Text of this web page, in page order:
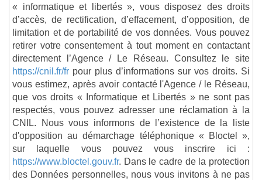
« informatique et libertés », vous disposez des droits
d’accès, de rectification, d’effacement, d’opposition, de
limitation et de portabilité de vos données. Vous pouvez
retirer votre consentement à tout moment en contactant
directement l’Agence / Le Réseau. Consultez le site
https://cnil.fr/fr pour plus d’informations sur vos droits. Si
vous estimez, après avoir contacté l'Agence / le Réseau,
que vos droits « Informatique et Libertés » ne sont pas
respectés, vous pouvez adresser une réclamation à la
CNIL. Nous vous informons de l’existence de la liste
d'opposition au démarchage téléphonique « Bloctel »,
sur laquelle vous pouvez vous inscrire ici :
https://www.bloctel.gouv.fr. Dans le cadre de la protection
des Données personnelles, nous vous invitons à ne pas